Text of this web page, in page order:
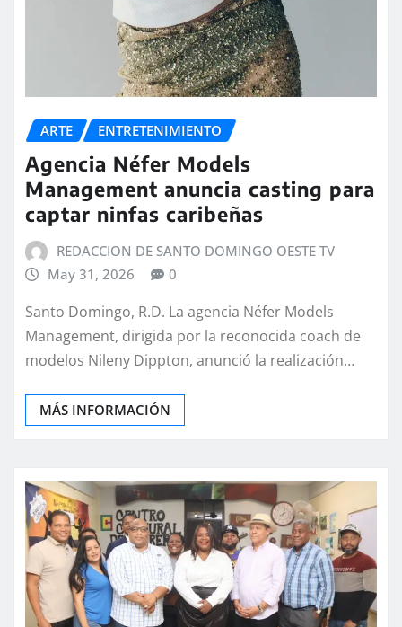
ARTE ENTRETENIMIENTO
Agencia Néfer Models
Management anuncia casting para
captar ninfas caribeñas
REDACCION DE SANTO DOMINGO OESTE TV
May 31, 2026
0
Santo Domingo, R.D. La agencia Néfer Models
Management, dirigida por la reconocida coach de
modelos Nileny Dippton, anunció la realización…
MÁS INFORMACIÓN